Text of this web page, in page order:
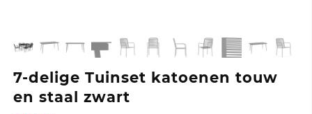
7-delige Tuinset katoenen touw
en staal zwart